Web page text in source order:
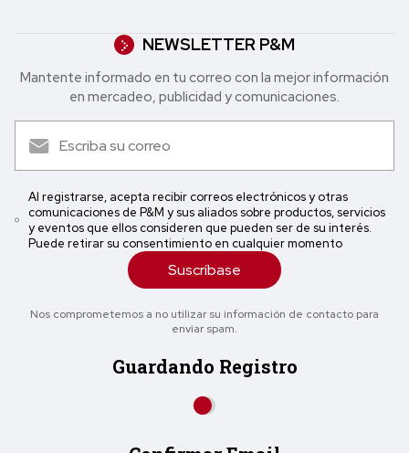
NEWSLETTER P&M
Mantente informado en tu correo con la mejor in formación
en mercadeo, publicidad y comunicaciones.
Al registrarse, acepta recibir correos electrónicos y otras
comunicaciones de P&M y sus aliados sobre productos, servicios
y eventos que ellos consideren que pueden ser de su interés.
Puede retirar su consentimiento en cualquier momento
Suscríbase
Nos comprometemos a no utilizar su información de contacto para
enviar spam.
Guardando Registro